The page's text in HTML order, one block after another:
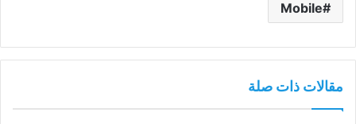
Mobile
مقالات ذات صلة